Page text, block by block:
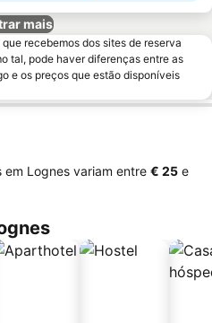
mais
recebemos dos sites de reserva
tal, pode haver diferenças entre as
e os preços que estão disponíveis
Lognes variam entre ‎€ 25 e